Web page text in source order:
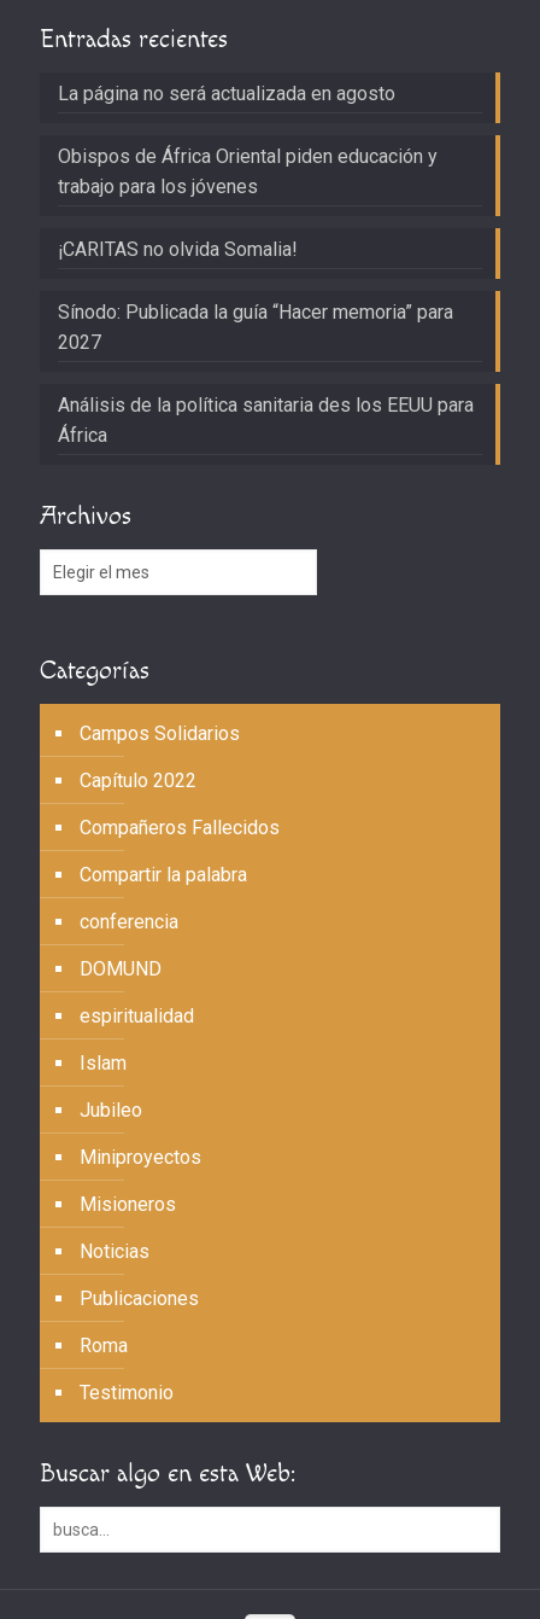
Entradas recientes
La página no será actualizada en agosto
Obispos de África Oriental piden educación y
trabajo para los jóvenes
¡CARITAS no olvida Somalia!
Sínodo: Publicada la guía “Hacer memoria” para
2027
Análisis de la política sanitaria des los EEUU para
África
Archivos
Archivos
Categorías
Campos Solidarios
Capítulo 2022
Compañeros Fallecidos
Compartir la palabra
conferencia
DOMUND
espiritualidad
Islam
Jubileo
Miniproyectos
Misioneros
Noticias
Publicaciones
Roma
Testimonio
Buscar algo en esta Web: